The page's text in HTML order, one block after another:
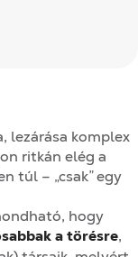
lezárása komplex
ritkán elég a
túl – „csak” egy
hogy
a törésre,